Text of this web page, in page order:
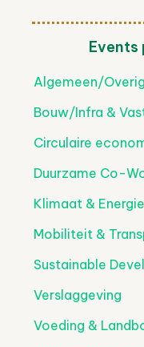
Events
Algemeen/Overig
Bouw/Infra &
Circulaire
Duurzame Co-
Klimaat & Energie
Mobiliteit &
Sustainable
Verslaggeving
Voeding &